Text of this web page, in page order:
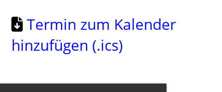
Termin zum Kalender
hinzufügen (.ics)